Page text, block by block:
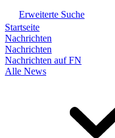
Erweiterte Suche
Startseite
Nachrichten
Nachrichten
Nachrichten auf FN
Alle News